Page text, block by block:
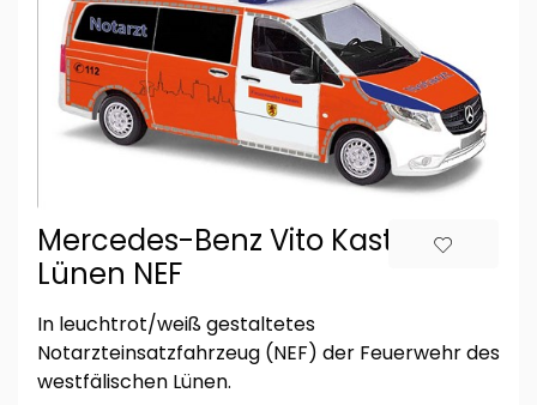
Mercedes-Benz Vito Kasten FW
Lünen NEF
In leuchtrot/weiß gestaltetes
Notarzteinsatzfahrzeug (NEF) der Feuerwehr des
westfälischen Lünen.